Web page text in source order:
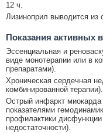
12 ч.
Лизиноприл выводится из
Показания активных
Эссенциальная и
виде монотерапии или в
препаратами).
Хроническая сердечная
комбинированной терапии).
Острый инфаркт
показателями
профилактики
недостаточности).